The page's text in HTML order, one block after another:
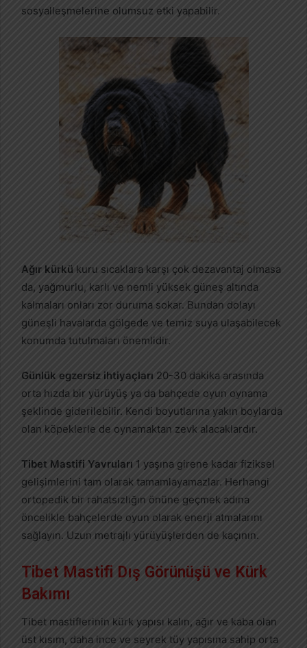
sosyalleşmelerine olumsuz etki yapabilir.
Ağır kürkü kuru sıcaklara karşı çok dezavantaj olmasa
da, yağmurlu, karlı ve nemli yüksek güneş altında
kalmaları onları zor duruma sokar. Bundan dolayı
güneşli havalarda gölgede ve temiz suya ulaşabilecek
konumda tutulmaları önemlidir.
Günlük egzersiz ihtiyaçları 20-30 dakika arasında
orta hızda bir yürüyüş ya da bahçede oyun oynama
şeklinde giderilebilir. Kendi boyutlarına yakın boylarda
olan köpeklerle de oynamaktan zevk alacaklardır.
Tibet Mastifi Yavruları 1 yaşına girene kadar fiziksel
gelişimlerini tam olarak tamamlayamazlar. Herhangi
ortopedik bir rahatsızlığın önüne geçmek adına
öncelikle bahçelerde oyun olarak enerji atmalarını
sağlayın. Uzun metrajlı yürüyüşlerden de kaçının.
Tibet Mastifi Dış Görünüşü ve Kürk
Bakımı
Tibet mastiflerinin kürk yapısı kalın, ağır ve kaba olan
üst kısım, daha ince ve seyrek tüy yapısına sahip orta